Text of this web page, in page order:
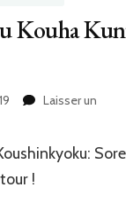
Kouha
Laisser un
!